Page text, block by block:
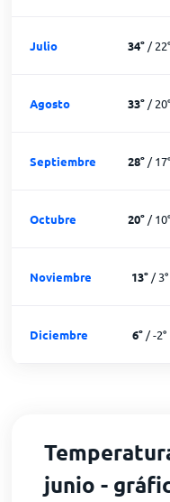
Julio 34° /22°
Agosto 33° /20°
Septiembre 28° /17°
Octubre 20° /10°
Noviembre 13°/3°
Diciembre 6° /-2°
junio -